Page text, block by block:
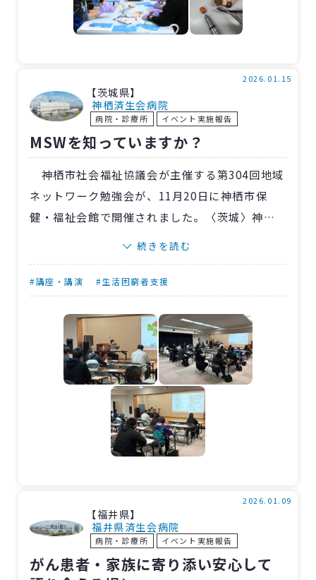
会冒頭では皮膚・排泄ケア認定看護師の間宮
直子副看護部長が「安全な爪ケアの観察ポイン
知る」「やりすぎない」「迷ったら周囲に声を
かける」といった“安全で高齢者にやさしいケ
ア”の姿勢を、「爪切り看護外来」の担当看護師
8人がインストラクターとして丁寧に伝えまし
【茨城県】
神栖済生会病院
病院・診療所 イベント実施報告
2026.01.15
MSWを知っていますか？
神栖市社会福祉協議会が主催する第304回地域
ネットワーク勉強会が、11月20日に神栖市保
健・福祉会館で開催されました。〈茨城〉神栖
済生会病院MSWの神田一彦さんが講師を務め、
した。
毎月開催される勉強会の今回のテーマは「医
療ソーシャルワーカーを知っていますか？」。
神田さんが社会福祉士の役割や普段の業務で心
掛けていることなどについて話しました。
多忙かつ多彩な業務に驚く参加者も多く、
「毎日このように多数の相談があるのか」など
の質問も。神田さんは「相談件数も多いが、身
寄りがない方や意思疎通ができない方など、複
れた話の内容に、参加者は大きくうなずいてい
ました。
続きを読む
#講座・講演 #生活困窮者支援
【福井県】
福井県済生会病院
病院・診療所 イベント実施報告
2026.01.09
がん患者・家族に寄り添い安心して